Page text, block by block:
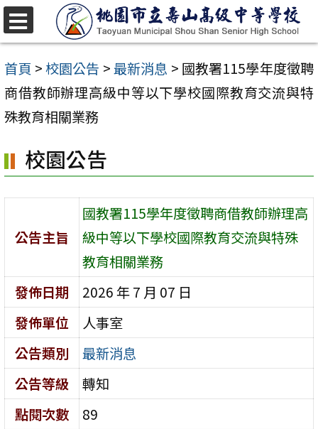
跳
至
主
要
內
區
首頁 >校園公告 >最新消息 > 國教署115學年度徵聘
商借教師辦理高級中等以下學校國際教育交流與特
殊教育相關業務
校園公告
公告主旨
國教署115學年度徵聘商借教師辦理高
級中等以下學校國際教育交流與特殊
教育相關業務
發佈日期
2026 年 7 月 07 日
發佈單位
人事室
公告類別
最新消息
公告等級
轉知
點閱次數
89
選
單